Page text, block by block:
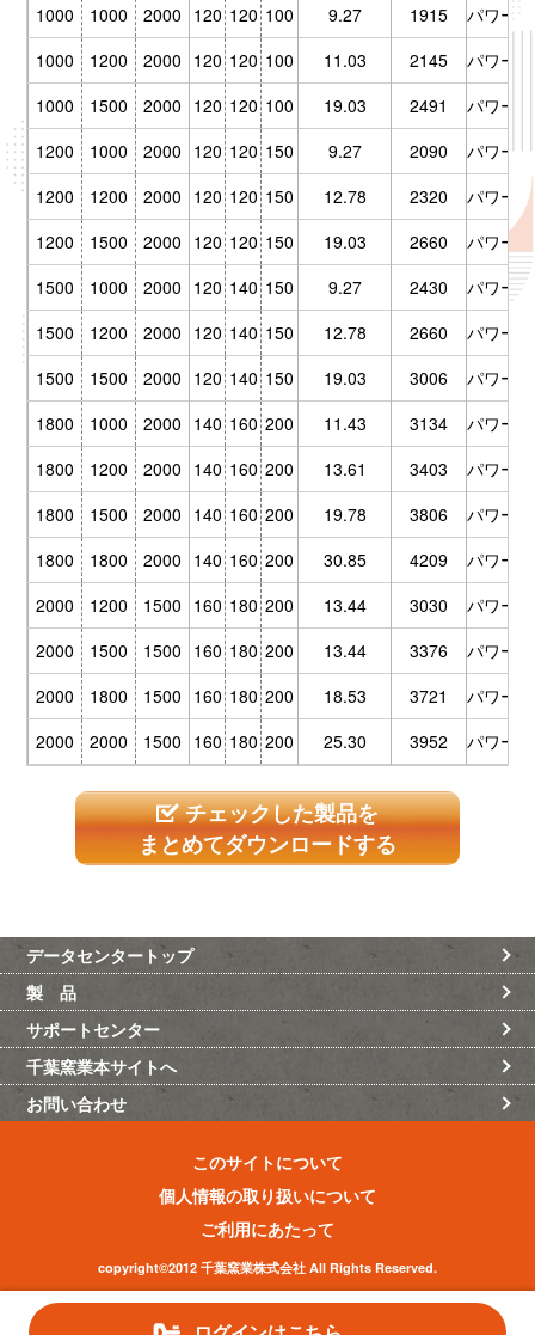
1000
1000 2000 120 120 100 9.27 1915
パワー
1000
1200 2000 120 120 100 11.03 2145
パワー
1000
1500 2000 120 120 100 19.03 2491
パワー
1200
1000 2000 120 120 150 9.27 2090
パワー
1200
1200 2000 120 120 150 12.78 2320
パワー
1200
1500 2000 120 120 150 19.03 2660
パワー
1500
1000 2000 120 140 150 9.27 2430
パワー
1500
1200 2000 120 140 150 12.78 2660
パワー
1500
1500 2000 120 140 150 19.03 3006
パワー
1800
1000 2000 140 160 200 11.43 3134
パワー
1800
1200 2000 140 160 200 13.61 3403
パワー
1800
1500 2000 140 160 200 19.78 3806
パワー
1800
1800 2000 140 160 200 30.85 4209
パワー
2000
1200 1500 160 180 200 13.44 3030
パワー
2000
1500 1500 160 180 200 13.44 3376
パワー
2000
1800 1500 160 180 200 18.53 3721
パワー
2000
2000 1500 160 180 200 25.30 3952 パワー
チェックした製品を
まとめてダウンロードする
データセンタートップ
製 品
サポートセンター
千葉窯業本サイトへ
お問い合わせ
このサイトについて
個人情報の取り扱いについて
ご利用にあたって
copyright©2012 千葉窯業株式会社 All Rights Reserved.